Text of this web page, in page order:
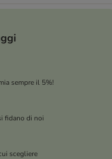
sempre il 5%!
fidano di noi
scegliere